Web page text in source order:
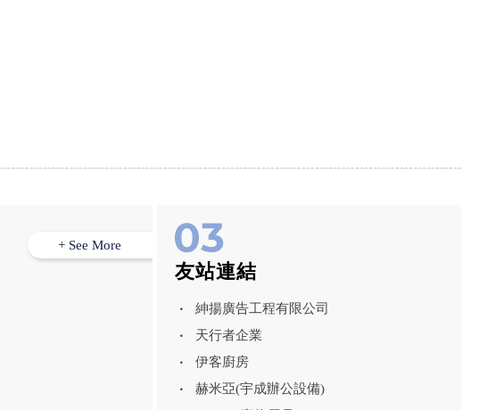
+ See More
友站連結
紳揚廣告工程有限公司
天行者企業
伊客廚房
赫米亞(宇成辦公設備)